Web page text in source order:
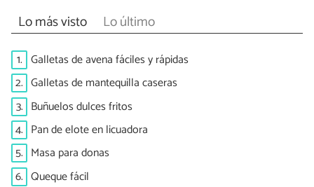
Lo más visto Lo último
1. Galletas de avena fáciles y rápidas
2. Galletas de mantequilla caseras
3. Buñuelos dulces fritos
4. Pan de elote en licuadora
5. Masa para donas
6. Queque fácil